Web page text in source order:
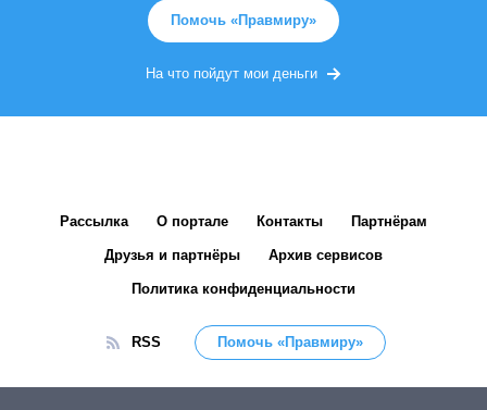
Помочь «Правмиру»
На что пойдут мои деньги
Рассылка О портале Контакты Партнёрам
Друзья и партнёры Архив сервисов
Политика конфиденциальности
RSS Помочь «Правмиру»